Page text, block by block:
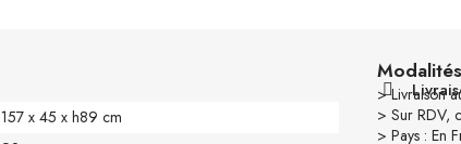
157 x 45 x h89 cm
> Livraison
> Sur RDV,
> Pays : En